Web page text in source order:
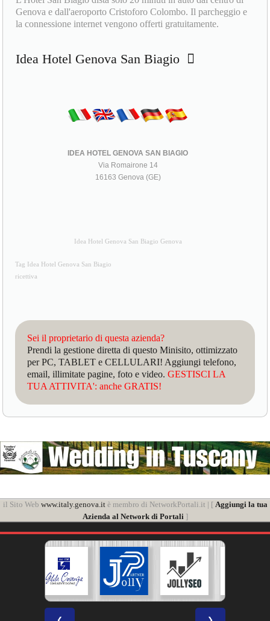
Genova e dall'aeroporto Cristoforo Colombo. Il parcheggio e
la connessione internet vengono offerti gratuitamente.
Idea Hotel Genova San Biagio
IDEA HOTEL GENOVA SAN BIAGIO
Via Romairone 14
16163 Genova (GE)
Idea Hotel Genova San Biagio Genova
Tag Idea Hotel Genova San Biagio
ricettiva
Sei il proprietario di questa azienda?
Prendi la gestione diretta di questo Minisito, ottimizzato
per PC, TABLET e CELLULARI! Aggiungi telefono,
email, illimitate pagine, foto e video.GESTISCI LA
TUA ATTIVITA': anche GRATIS!
il Sito Web www.italy.genova.itè membro di NetworkPortali.it | [ Aggiungi la tua
Azienda al Network di Portali]